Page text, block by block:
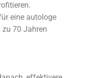
eine autologe
70 Jahren